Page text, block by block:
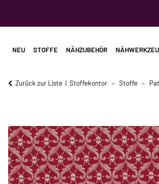
NEU STOFFE NÄHZUBEHÖR
Zurück zur Liste Stoffekontor Stoffe